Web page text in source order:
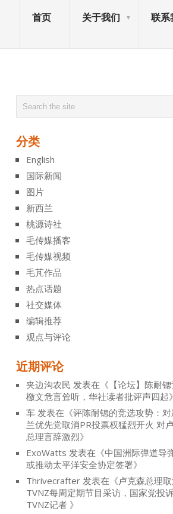
首页 关于我们 联系
分类
English
国际新闻
图片
新西兰
桃源诗社
毛传媒播客
毛传媒视频
毛芃作品
热点话题
社交媒体
编辑推荐
观点与评论
近期评论
夹边沟农民 发表在《 【论坛】陈耐
檄文危言耸听，华社读者批评声四起》
车 发表在《评陈耐锶的竞选攻势：
兰优先党取消PR投票权猛烈开火 对
总理言辞激烈》
ExoWatts 发表在《中国洲际弹道导
或推动太平洋安全协定签署》
Thrivecrafter 发表在《卢克森总理
TVNZ每周定期节目采访，国家党投
TVNZ记者 》